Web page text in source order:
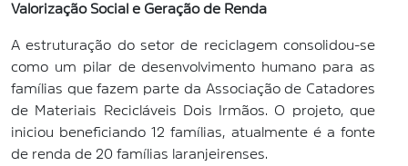
Valorização Social e Geração de Renda
A estruturação do setor de reciclagem consolidou-se
como um pilar de desenvolvimento humano para as
famílias que fazem parte da Associação de Catadores
de Materiais Recicláveis Dois Irmãos. O projeto, que
iniciou beneficiando 12 famílias, atualmente é a fonte
de renda de 20 famílias laranjeirenses.